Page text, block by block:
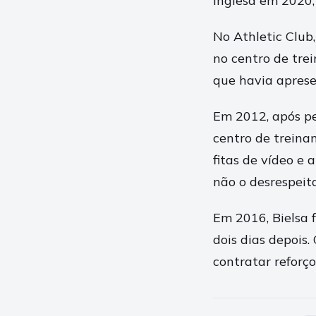
No Athletic
no centro de
que havia
Em 2012, após
centro de
fitas de vídeo e
não o
Em 2016,
dois dias
contratar